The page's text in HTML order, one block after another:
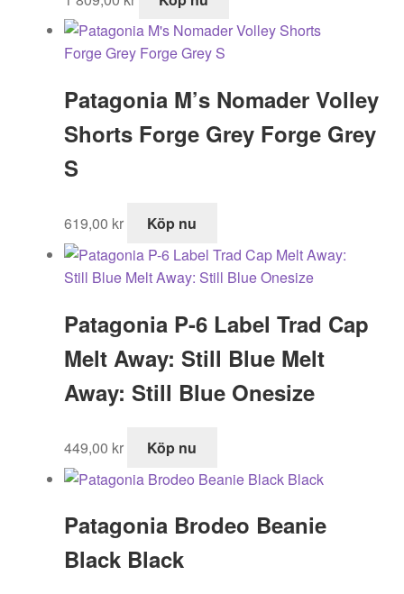
Patagonia M’s Nomader Volley
Shorts Forge Grey Forge Grey
S
619,00 kr Köp nu
Patagonia P-6 Label Trad Cap
Melt Away: Still Blue Melt
Away: Still Blue Onesize
449,00 kr Köp nu
Patagonia Brodeo Beanie
Black Black